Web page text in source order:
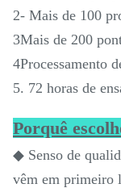
2- Mais de 100
3Mais de 200
4Processamento
5. 72 horas de
Porquê
◆ Senso de
vêm em primeiro